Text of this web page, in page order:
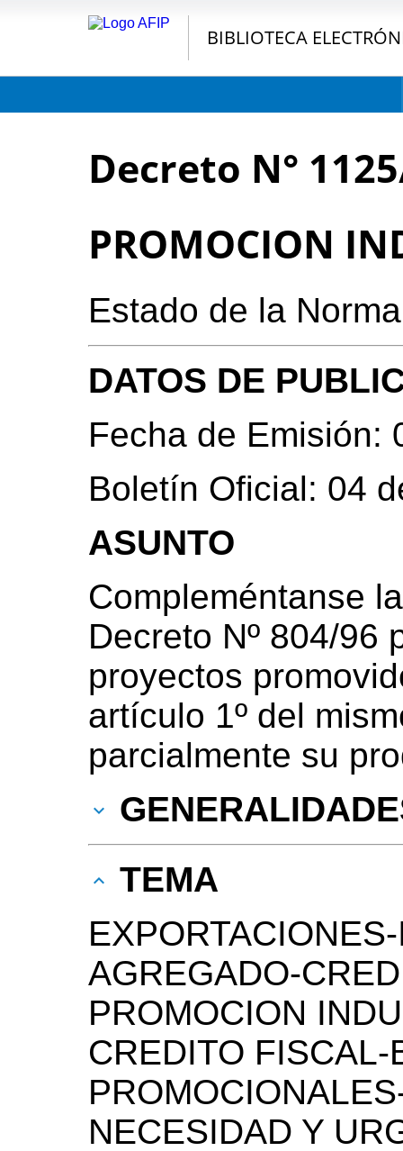
BIBLIOTECA
Decreto N°
PROMOCION
Estado de la
DATOS DE
Fecha de Emisión:
Boletín Oficial: 04
ASUNTO
Compleméntanse
Decreto Nº 804/96
proyectos
artículo 1º del
parcialmente su
TEMA
AGREGADO-
PROMOCION
CREDITO FISCAL-
NECESIDAD Y